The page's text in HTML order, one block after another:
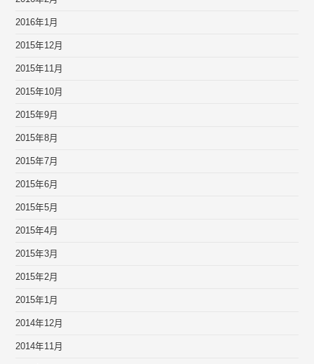
2016年1月
2015年12月
2015年11月
2015年10月
2015年9月
2015年8月
2015年7月
2015年6月
2015年5月
2015年4月
2015年3月
2015年2月
2015年1月
2014年12月
2014年11月